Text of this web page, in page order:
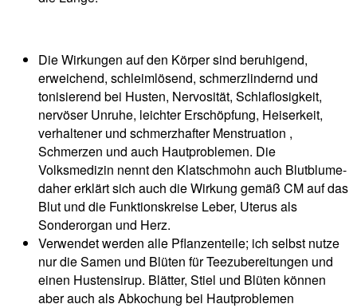
Die Wirkungen auf den Körper sind beruhigend,
erweichend, schleimlösend, schmerzlindernd und
tonisierend bei Husten, Nervosität, Schlaflosigkeit,
nervöser Unruhe, leichter Erschöpfung, Heiserkeit,
verhaltener und schmerzhafter Menstruation ,
Schmerzen und auch Hautproblemen. Die
Volksmedizin nennt den Klatschmohn auch Blutblume-
daher erklärt sich auch die Wirkung gemäß CM auf das
Blut und die Funktionskreise Leber, Uterus als
Sonderorgan und Herz.
Verwendet werden alle Pflanzenteile; ich selbst nutze
nur die Samen und Blüten für Teezubereitungen und
einen Hustensirup. Blätter, Stiel und Blüten können
aber auch als Abkochung bei Hautproblemen